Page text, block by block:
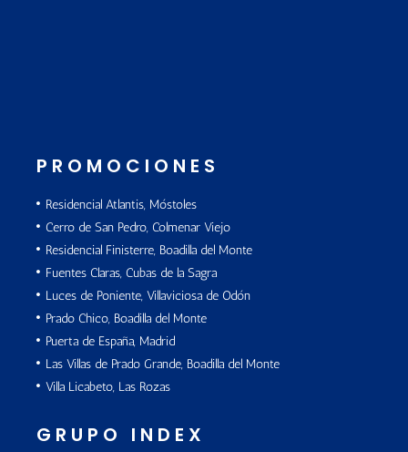
PROMOCIONES
Residencial Atlantis, Móstoles
Cerro de San Pedro, Colmenar Viejo
Residencial Finisterre, Boadilla del Monte
Fuentes Claras, Cubas de la Sagra
Luces de Poniente, Villaviciosa de Odón
Prado Chico, Boadilla del Monte
Puerta de España, Madrid
Las Villas de Prado Grande, Boadilla del Monte
Villa Licabeto, Las Rozas
GRUPO INDEX